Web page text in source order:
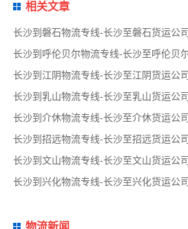
相关文章
长沙到磐石物流专线-长沙至磐石货运公司
长沙到呼伦贝尔物流专线-长沙至呼伦贝
长沙到江阴物流专线-长沙至江阴货运公司
长沙到乳山物流专线-长沙至乳山货运公司
长沙到介休物流专线-长沙至介休货运公司
长沙到招远物流专线-长沙至招远货运公司
长沙到文山物流专线-长沙至文山货运公司
长沙到兴化物流专线-长沙至兴化货运公司
物流新闻